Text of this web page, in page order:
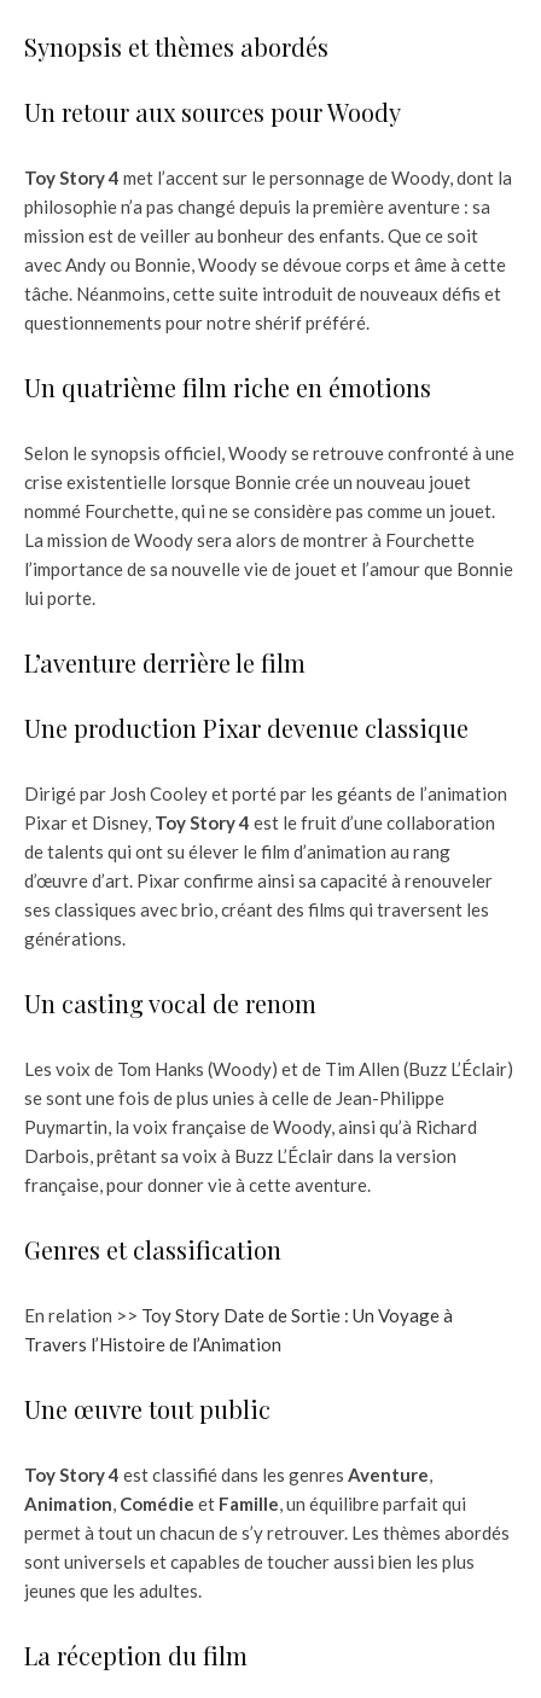
Synopsis et thèmes abordés
Un retour aux sources pour Woody
Toy Story 4 met l’accent sur le personnage de Woody, dont la
philosophie n’a pas changé depuis la première aventure : sa
mission est de veiller au bonheur des enfants. Que ce soit
avec Andy ou Bonnie, Woody se dévoue corps et âme à cette
tâche. Néanmoins, cette suite introduit de nouveaux défis et
questionnements pour notre shérif préféré.
Un quatrième film riche en émotions
Selon le synopsis officiel, Woody se retrouve confronté à une
crise existentielle lorsque Bonnie crée un nouveau jouet
nommé Fourchette, qui ne se considère pas comme un jouet.
La mission de Woody sera alors de montrer à Fourchette
l’importance de sa nouvelle vie de jouet et l’amour que Bonnie
lui porte.
L’aventure derrière le film
Une production Pixar devenue classique
Dirigé par Josh Cooley et porté par les géants de l’animation
Pixar et Disney, Toy Story 4 est le fruit d’une collaboration
de talents qui ont su élever le film d’animation au rang
d’œuvre d’art. Pixar confirme ainsi sa capacité à renouveler
ses classiques avec brio, créant des films qui traversent les
générations.
Un casting vocal de renom
Les voix de Tom Hanks (Woody) et de Tim Allen (Buzz L’Éclair)
se sont une fois de plus unies à celle de Jean-Philippe
Puymartin, la voix française de Woody, ainsi qu’à Richard
Darbois, prêtant sa voix à Buzz L’Éclair dans la version
française, pour donner vie à cette aventure.
Genres et classification
En relation >> Toy Story Date de Sortie : Un Voyage à
Travers l’Histoire de l’Animation
Une œuvre tout public
Toy Story 4 est classifié dans les genres Aventure,
Animation, Comédie et Famille, un équilibre parfait qui
permet à tout un chacun de s’y retrouver. Les thèmes abordés
sont universels et capables de toucher aussi bien les plus
jeunes que les adultes.
La réception du film